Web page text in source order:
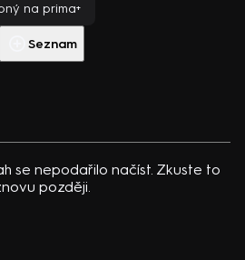
na prima+
Seznam
se nepodařilo načíst. Zkuste to
později.